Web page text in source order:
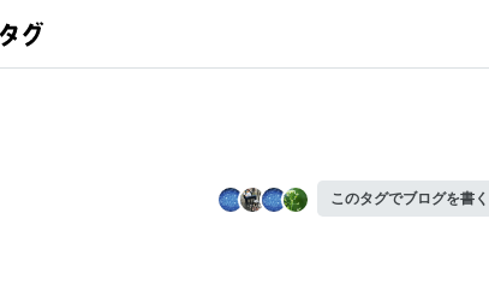
このタグでブログを書く